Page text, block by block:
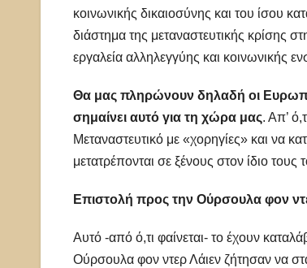
κοινωνικής δικαιοσύνης και του ίσου
διάστημα της μεταναστευτικής κρίσης
εργαλεία αλληλεγγύης και κοινωνικής
Θα μας πληρώνουν δηλαδή οι
σημαίνει αυτό για τη χώρα μας. Απ’
Μεταναστευτικό με «χορηγίες» και να
μετατρέπονται σε ξένους στον ίδιο
Επιστολή προς την Ούρσουλα φον
Αυτό -από ό,τι φαίνεται- το έχουν
Ούρσουλα φον ντερ Λάιεν ζήτησαν να